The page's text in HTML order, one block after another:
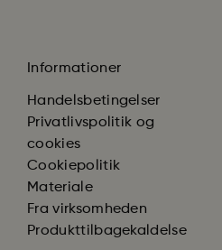
Informationer
Handelsbetingelser
Privatlivspolitik og
cookies
Cookiepolitik
Materiale
Fra virksomheden
Produkttilbagekaldelse